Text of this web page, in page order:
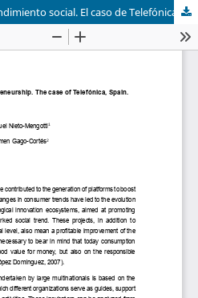
Los ecosistemas de emprendimiento social. El caso de Telefónica, España.